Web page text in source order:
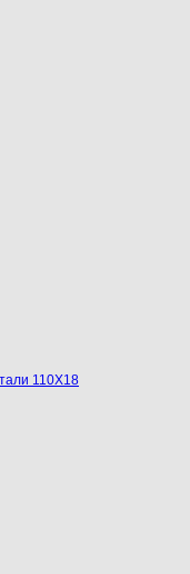
110Х18